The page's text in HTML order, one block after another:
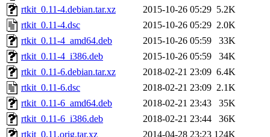
rtkit_0.11-4.debian.tar.xz
2015-10-26 05:29 5.2K
rtkit_0.11-4.dsc
2015-10-26 05:29 2.0K
rtkit_0.11-4_amd64.deb
2015-10-26 05:59
33K
rtkit_0.11-4_i386.deb
2015-10-26 05:59
34K
rtkit_0.11-6.debian.tar.xz
2018-02-21 23:09 6.4K
rtkit_0.11-6.dsc
2018-02-21 23:09 2.1K
rtkit_0.11-6_amd64.deb
2018-02-21 23:43
35K
rtkit_0.11-6_i386.deb
2018-02-21 23:44
36K
rtkit_0.11.orig.tar.xz
2014-04-28 23:23 124K